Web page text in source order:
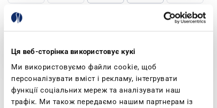
Ця веб-сторінка використовує кукі
Ми використовуємо файли cookie, щоб
персоналізувати вміст і рекламу, інтегрувати
функції соціальних мереж та аналізувати наш
трафік. Ми також передаємо нашим партнерам із
45
SELECT SIZE
Spedizione e Resi